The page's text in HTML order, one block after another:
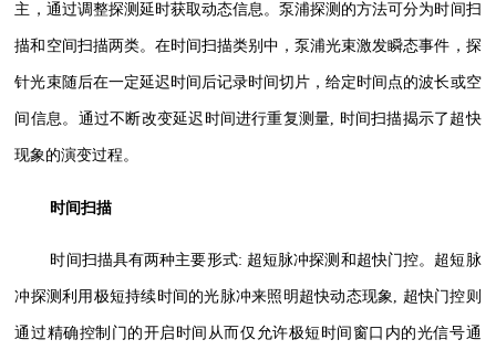
主，通过调整探测延时获取动态信息。泵浦探测的方法可分为时间扫
描和空间扫描两类。在时间扫描类别中，泵浦光束激发瞬态事件，探
针光束随后在一定延迟时间后记录时间切片，给定时间点的波长或空
间信息。通过不断改变延迟时间进行重复测量, 时间扫描揭示了超快
现象的演变过程。
时间扫描
时间扫描具有两种主要形式: 超短脉冲探测和超快门控。超短脉
冲探测利用极短持续时间的光脉冲来照明超快动态现象, 超快门控则
通过精确控制门的开启时间从而仅允许极短时间窗口内的光信号通